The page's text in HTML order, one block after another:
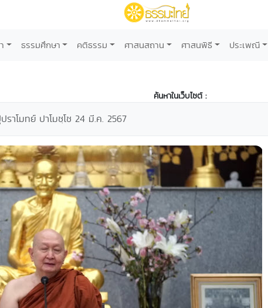
ธรรมศึกษา คติธรรม ศาสนสถาน ศาสนพิธี ประเพณี
ค้นหาในเว็บไซต์ :
าโมทย์ ปาโมชฺโช 24 มี.ค. 2567